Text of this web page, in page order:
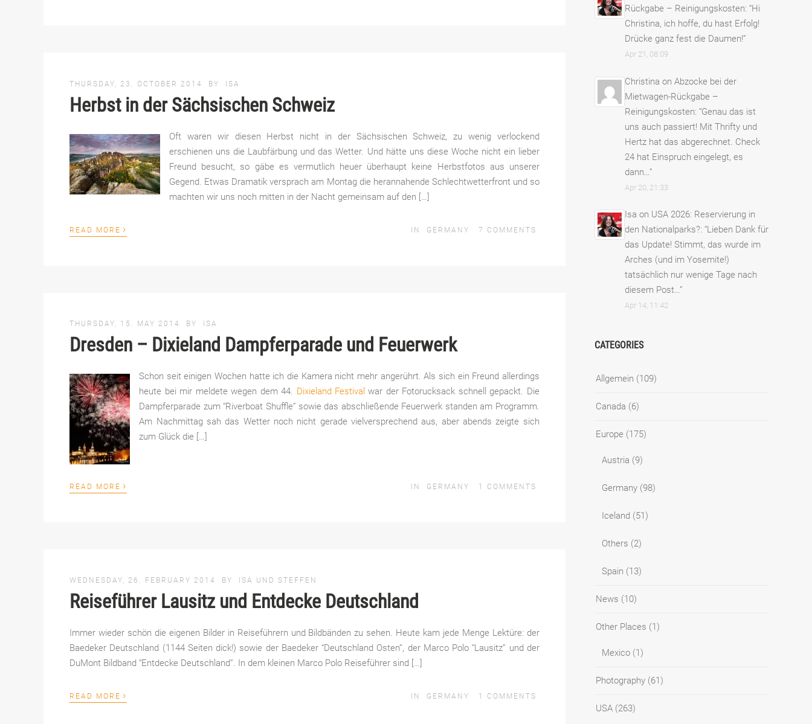
THURSDAY, 23. OCTOBER 2014 BY ISA
Herbst in der Sächsischen Schweiz
Oft waren wir diesen Herbst nicht in der Sächsischen Schweiz, zu wenig verlockend
erschienen uns die Laubfärbung und das Wetter. Und hätte uns diese Woche nicht ein lieber
Freund besucht, so gäbe es vermutlich heuer überhaupt keine Herbstfotos aus unserer
Gegend. Etwas Dramatik versprach am Montag die herannahende Schlechtwetterfront und so
machten wir uns noch mitten in der Nacht gemeinsam auf den […]
READ MORE › IN GERMANY 7 COMMENTS
THURSDAY, 15. MAY 2014 BY ISA
Dresden – Dixieland Dampferparade und Feuerwerk
Schon seit einigen Wochen hatte ich die Kamera nicht mehr angerührt. Als sich ein Freund allerdings
heute bei mir meldete wegen dem 44. Dixieland Festival war der Fotorucksack schnell gepackt. Die
Dampferparade zum “Riverboat Shuffle” sowie das abschließende Feuerwerk standen am Programm.
Am Nachmittag sah das Wetter noch nicht gerade vielversprechend aus, aber abends zeigte sich
zum Glück die […]
READ MORE › IN GERMANY 1 COMMENTS
WEDNESDAY, 26. FEBRUARY 2014 BY ISA UND STEFFEN
Reiseführer Lausitz und Entdecke Deutschland
Immer wieder schön die eigenen Bilder in Reiseführern und Bildbänden zu sehen. Heute kam jede Menge Lektüre: der
Baedeker Deutschland (1144 Seiten dick!) sowie der Baedeker “Deutschland Osten”, der Marco Polo “Lausitz” und der
DuMont Bildband “Entdecke Deutschland”. In dem kleinen Marco Polo Reiseführer sind […]
READ MORE › IN GERMANY 1 COMMENTS
Rückgabe – Reinigungskosten: “Hi
Christina, ich hoffe, du hast Erfolg!
Drücke ganz fest die Daumen!”
Apr 21, 08:09
Christina on Abzocke bei der
Mietwagen-Rückgabe –
Reinigungskosten: “Genau das ist
uns auch passiert! Mit Thrifty und
Hertz hat das abgerechnet. Check
24 hat Einspruch eingelegt, es
dann…”
Apr 20, 21:33
Isa on USA 2026: Reservierung in
den Nationalparks?: “Lieben Dank für
das Update! Stimmt, das wurde im
Arches (und im Yosemite!)
tatsächlich nur wenige Tage nach
diesem Post…”
Apr 14, 11:42
CATEGORIES
Allgemein (109)
Canada (6)
Europe (175)
Austria (9)
Germany (98)
Iceland (51)
Others (2)
Spain (13)
News (10)
Other Places (1)
Mexico (1)
Photography (61)
USA (263)